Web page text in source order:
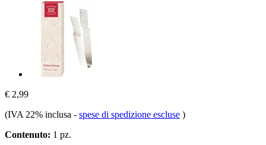
€ 2,99
(IVA 22% inclusa - spese di spedizione escluse )
Contenuto: 1 pz.